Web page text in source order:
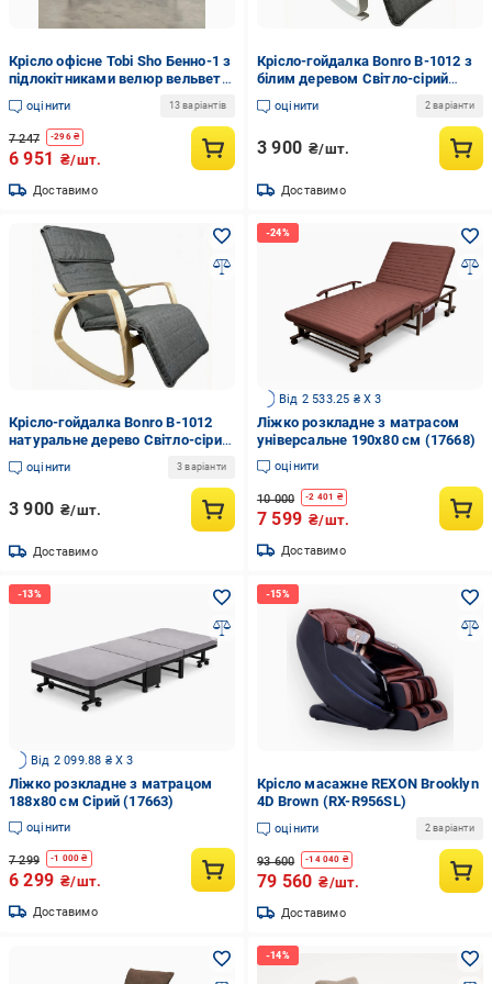
Крісло офісне Tobi Sho Бенно-1 з
підлокітниками велюр вельвет
1000х720х750 мм Lotus 96/Grey
оцінити 13 варіантів
7 247 -296₴
6 951 ₴/шт.
Доставимо
Крісло-гойдалка Bonro B-1012 з
білим деревом Світло-сірий
(42401187)
оцінити 2 варіанти
3 900 ₴/шт.
Доставимо
Крісло-гойдалка Bonro B-1012
натуральне дерево Світло-сірий
(42401188)
оцінити 3 варіанти
3 900 ₴/шт.
Доставимо
Від 2 533.25 ₴ X 3
Ліжко розкладне з матрасом
універсальне 190х80 см (17668)
оцінити
10 000 -2 401 ₴
7 599 ₴/шт.
Доставимо
Від 2 099.88 ₴ X 3
Ліжко розкладне з матрацом
188х80 см Сірий (17663)
оцінити
7 299 -1 000 ₴
6 299 ₴/шт.
Доставимо
Крісло масажне REXON Brooklyn
4D Brown (RX-R956SL)
оцінити 2 варіанти
93 600 -14 040 ₴
79 560 ₴/шт.
Доставимо